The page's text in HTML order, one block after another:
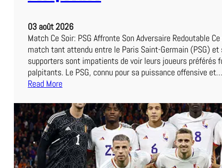
r
e
’
A
S
R
o
m
:
U
n
e
E
x
03 août 2026
Match Ce Soir: PSG Affronte Son Adversaire Redoutable
match tant attendu entre le Paris Saint-Germain (PSG) et
supporters sont impatients de voir leurs joueurs préférés
palpitants. Le PSG, connu pour sa puissance offensive et…
Read More
L
e
M
a
t
c